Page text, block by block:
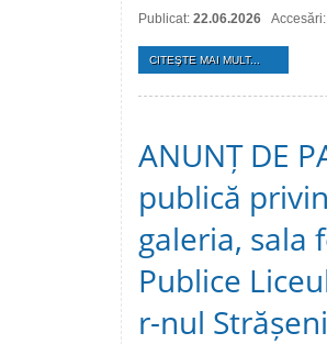
Publicat: 22.06.2026
CITEŞTE MAI MULT...
ANUNȚ DE
publică
galeria, sala
Publice
r-nul